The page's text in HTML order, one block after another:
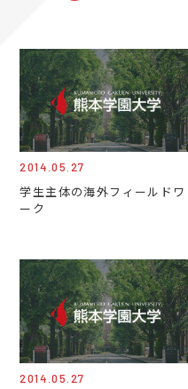
2014.05.27
学生主体の海外フィールドワ
ーク
2014.05.27